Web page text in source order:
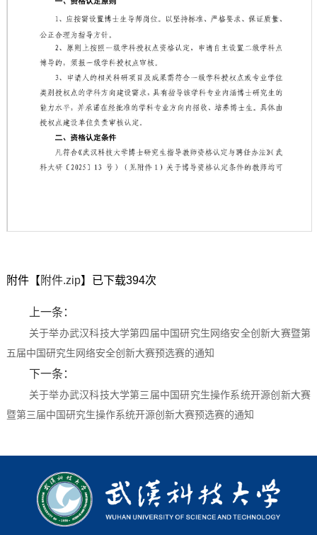
附件【 附件.zip】已下载394次
上一条：
关于举办武汉科技大学第四届中国研究生网络安全创新大赛暨第
五届中国研究生网络安全创新大赛预选赛的通知
下一条：
关于举办武汉科技大学第三届中国研究生操作系统开源创新大赛
暨第三届中国研究生操作系统开源创新大赛预选赛的通知